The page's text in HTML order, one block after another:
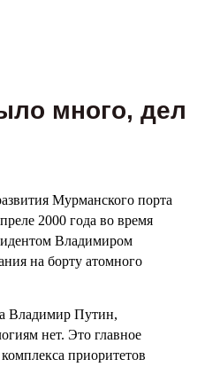
много, дел
Мурманского порта
2000 года во время
Владимиром
на борту атомного
Владимир Путин,
нет. Это главное
приоритетов